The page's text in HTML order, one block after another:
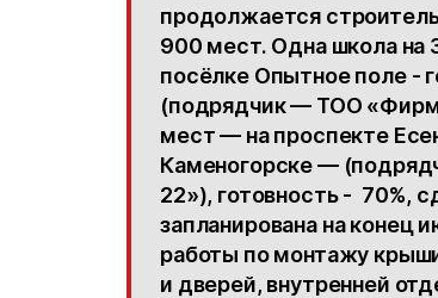
продолжается
900 мест. Одна школа на
посёлке Опытное поле -
(подрядчик — ТОО
мест — на проспекте
Каменогорске —
22»), готовность - 70%,
запланирована на конец
работы по монтажу
и дверей, внутренней